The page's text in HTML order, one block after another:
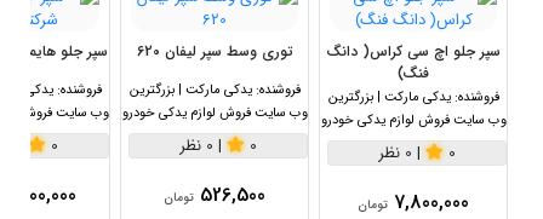
سپر جلو اچ سی کراس( دانگ
فنگ)
فروشنده: یدکی مارکت | بزرگترین
وب سایت فروش لوازم یدکی خودرو
0
| 0 نظر
7,800,000 تومان
توری وسط سپر لیفان 620
فروشنده: یدکی مارکت | بزرگترین
وب سایت فروش لوازم یدکی خودرو
0
| 0 نظر
526,500 تومان
سپر جلو هایما S5 شرکتی اصلی
فروشنده: یدکی
وب سایت فروش
0